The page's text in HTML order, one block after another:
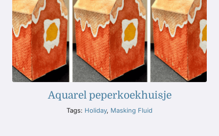
Aquarel peperkoekhuisje
Tags: Holiday, Masking Fluid